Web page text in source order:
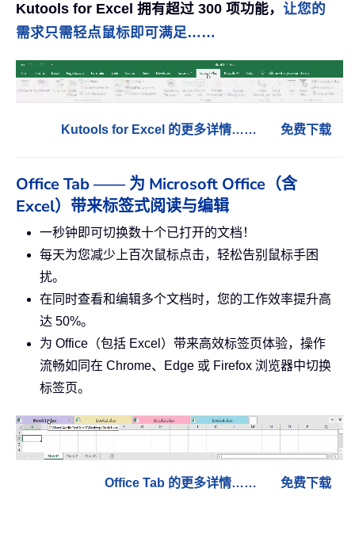
Kutools for Excel 拥有超过 300 项功能， 让您的
需求只需轻点鼠标即可满足……
Kutools for Excel 的更多详情…… 免费下载
Office Tab —— 为 Microsoft Office（含
Excel）带来标签式阅读与编辑
一秒钟即可切换数十个已打开的文档！
每天为您减少上百次鼠标点击，轻松告别鼠标手困
扰。
在同时查看和编辑多个文档时，您的工作效率提升高
达 50%。
为 Office（包括 Excel）带来高效标签页体验，操作
流畅如同在 Chrome、Edge 或 Firefox 浏览器中切换
标签页。
Office Tab 的更多详情…… 免费下载